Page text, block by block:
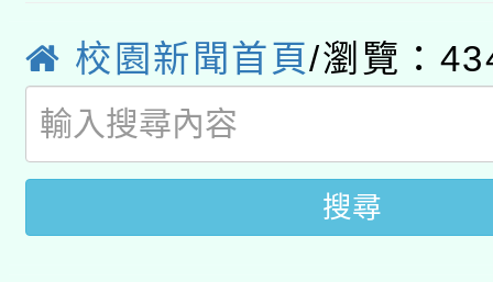
用水績優單位及節水達
動」
桃園市孔廟祈福系列
開 智慧啟航」
2026年桃園地景藝術
校園新聞首頁/瀏覽：
搜尋